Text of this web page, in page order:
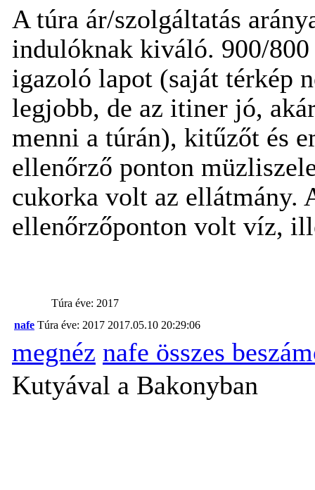
A túra ár/szolgáltatás
indulóknak kiváló. 900/
igazoló lapot (saját térkép
legjobb, de az itiner jó,
menni a túrán), kitűzőt és
ellenőrző ponton
cukorka volt az ellátmány.
ellenőrzőponton volt víz,
Túra éve: 2017
nafe Túra éve: 2017 2017.05.10 20:29:06
megnéz nafe összes
Kutyával a Bakonyban